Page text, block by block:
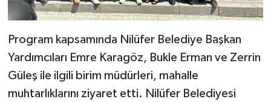
Program kapsamında Nilüfer Belediye Başkan
Yardımcıları Emre Karagöz, Bukle Erman ve Zerrin
Güleş ile ilgili birim müdürleri, mahalle
muhtarlıklarını ziyaret etti. Nilüfer Belediyesi